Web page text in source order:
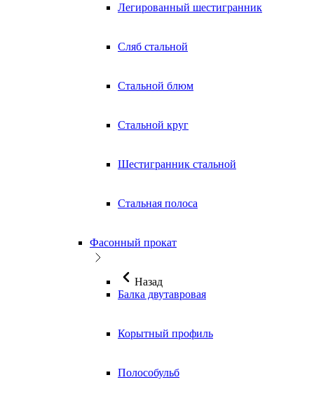
Легированный шестигранник
Сляб стальной
Стальной блюм
Стальной круг
Шестигранник стальной
Стальная полоса
Фасонный прокат
Назад
Балка двутавровая
Корытный профиль
Полособульб